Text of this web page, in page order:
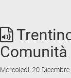
Comunità
Mercoledì, 20